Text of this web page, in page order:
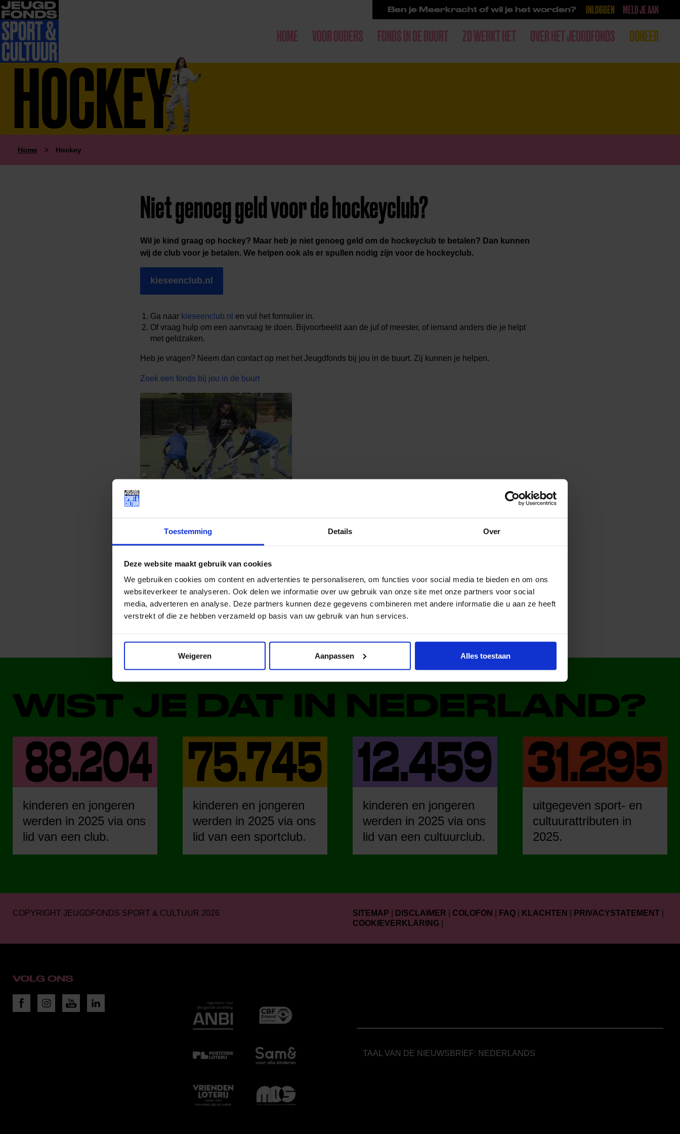
Toestemming Details Over
Deze website maakt gebruik van cookies
We gebruiken cookies om content en advertenties te personaliseren, om functies voor social media te bieden en om ons
websiteverkeer te analyseren. Ook delen we informatie over uw gebruik van onze site met onze partners voor social
media, adverteren en analyse. Deze partners kunnen deze gegevens combineren met andere informatie die u aan ze heeft
verstrekt of die ze hebben verzameld op basis van uw gebruik van hun services.
Weigeren Aanpassen Alles toestaan
Ben je Meerkracht of wil je het worden? INLOGGEN MELD JE AAN
HOME VOOR OUDERS FONDS IN DE BUURT ZO WERKT HET OVER HET JEUGDFONDS DONEER
HOCKEY
Home > Hockey
Niet genoeg geld voor de hockeyclub?
Wil je kind graag op hockey? Maar heb je niet genoeg geld om de hockeyclub te betalen? Dan kunnen
wij de club voor je betalen. We helpen ook als er spullen nodig zijn voor de hockeyclub.
kieseenclub.nl
Ga naar kieseenclub.nl en vul het formulier in.
Of vraag hulp om een aanvraag te doen. Bijvoorbeeld aan de juf of meester, of iemand anders die je helpt
met geldzaken.
Heb je vragen? Neem dan contact op met het Jeugdfonds bij jou in de buurt. Zij kunnen je helpen.
Zoek een fonds bij jou in de buurt
Deel dit bericht op social media!
WIST JE DAT IN NEDERLAND?
kinderen en jongeren
werden in 2025 via ons
lid van een club.
kinderen en jongeren
werden in 2025 via ons
lid van een sportclub.
kinderen en jongeren
werden in 2025 via ons
lid van een cultuurclub.
uitgegeven sport- en
cultuurattributen in
2025.
COPYRIGHT JEUGDFONDS SPORT & CULTUUR 2026 SITEMAP DISCLAIMER COLOFON FAQ KLACHTEN PRIVACYSTATEMENT
COOKIEVERKLARING
VOLG ONS
TAAL VAN DE NIEUWSBRIEF: NEDERLANDS